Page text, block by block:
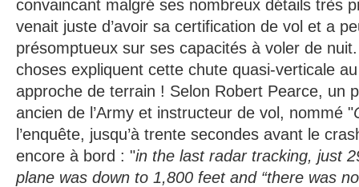
convaincant malgré ses nombreux détails très
venait juste d’avoir sa certification de vol et a
présomptueux sur ses capacités à voler de
choses expliquent cette chute quasi-verticale
approche de terrain ! Selon Robert Pearce, un
ancien de l’Army et instructeur de vol, nommé "
l’enquête, jusqu’à trente secondes avant le
encore à bord : "in the last radar tracking, just
plane was down to 1,800 feet and “there was